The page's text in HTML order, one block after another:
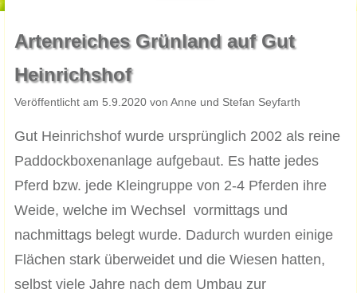
Artenreiches Grünland auf Gut
Heinrichshof
Veröffentlicht am 5.9.2020 von Anne und Stefan Seyfarth
Gut Heinrichshof wurde ursprünglich 2002 als reine
Paddockboxenanlage aufgebaut. Es hatte jedes
Pferd bzw. jede Kleingruppe von 2-4 Pferden ihre
Weide, welche im Wechsel vormittags und
nachmittags belegt wurde. Dadurch wurden einige
Flächen stark überweidet und die Wiesen hatten,
selbst viele Jahre nach dem Umbau zur